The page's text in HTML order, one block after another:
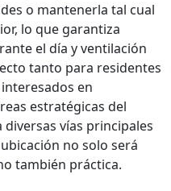
o mantenerla tal cual
lo que garantiza
el día y ventilación
tanto para residentes
en
estratégicas del
vías principales
no solo será
también práctica.